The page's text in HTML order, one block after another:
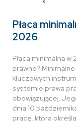
Płaca
2026
Płaca minimalna
prawne?
kluczowych
systemie prawa
obowiązującej.
dnia 10
pracę, która